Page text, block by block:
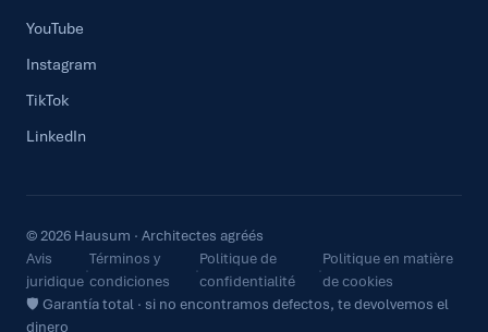
YouTube
Instagram
TikTok
LinkedIn
© 2026 Hausum · Architectes agréés
Avis
juridique
·
Términos y
condiciones
·
Politique de
confidentialité
·
Politique en matière
de cookies
🛡 Garantía total · si no encontramos defectos, te devolvemos el
dinero